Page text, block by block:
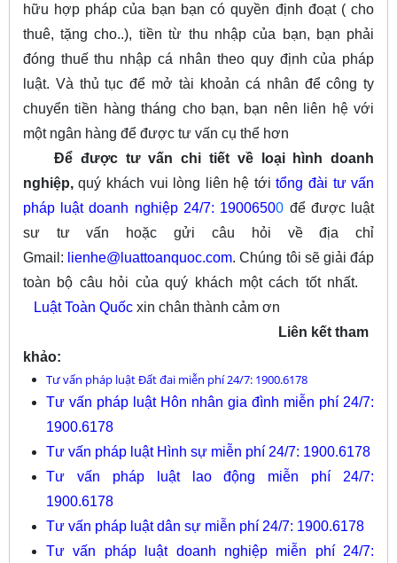
hữu hợp pháp của bạn bạn có quyền định đoạt ( cho
thuê, tặng cho..), tiền từ thu nhập của bạn, bạn phải
đóng thuế thu nhập cá nhân theo quy định của pháp
luật. Và thủ tục để mở tài khoản cá nhân để công ty
chuyển tiền hàng tháng cho bạn, bạn nên liên hệ với
một ngân hàng để được tư vấn cụ thể hơn
Để được tư vấn chi tiết về loại hình doanh
nghiệp,quý khách vui lòng liên hệ tớitổng đài tư vấn
pháp luật doanh nghiệp 24/7: 19006500 để được luật
sư tư vấn hoặc gửi câu hỏi về địa chỉ
Gmail: lienhe@luattoanquoc.com. Chúng tôi sẽ giải đáp
toàn bộ câu hỏi của quý khách một cách tốt nhất.
Luật Toàn Quốcxin chân thành cảm ơn
Liên kết tham
khảo:
Tư vấn pháp luật Đất đai miễn phí 24/7: 1900.6178
Tư vấn pháp luật Hôn nhân gia đình miễn phí 24/7:
1900.6178
Tư vấn pháp luật Hình sự miễn phí 24/7: 1900.6178
Tư vấn pháp luật lao động miễn phí 24/7:
1900.6178
Tư vấn pháp luật dân sự miễn phí 24/7: 1900.6178
Tư vấn pháp luật doanh nghiệp miễn phí 24/7: